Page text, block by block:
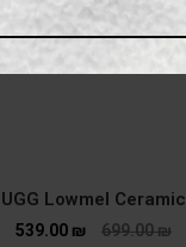
UGG Lowmel Ceramic
699.00₪
539.00 ₪